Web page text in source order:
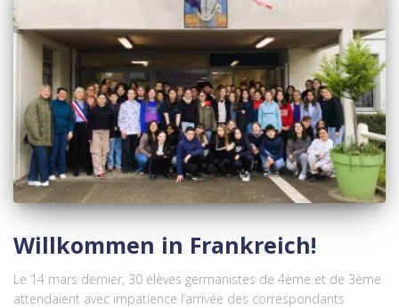
Willkommen in Frankreich!
Le 14 mars dernier, 30 élèves germanistes de 4ème et de 3ème
attendaient avec impatience l’arrivée des correspondants